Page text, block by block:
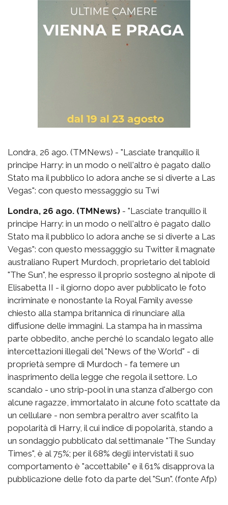
Londra, 26 ago. (TMNews) - "Lasciate tranquillo il
principe Harry: in un modo o nell'altro è pagato dallo
Stato ma il pubblico lo adora anche se si diverte a Las
Vegas": con questo messagggio su Twi
Londra, 26 ago. (TMNews) - "Lasciate tranquillo il
principe Harry: in un modo o nell'altro è pagato dallo
Stato ma il pubblico lo adora anche se si diverte a Las
Vegas": con questo messagggio su Twitter il magnate
australiano Rupert Murdoch, proprietario del tabloid
"The Sun", he espresso il proprio sostegno al nipote di
Elisabetta II - il giorno dopo aver pubblicato le foto
incriminate e nonostante la Royal Family avesse
chiesto alla stampa britannica di rinunciare alla
diffusione delle immagini. La stampa ha in massima
parte obbedito, anche perché lo scandalo legato alle
intercettazioni illegali del "News of the World" - di
proprietà sempre di Murdoch - fa temere un
inasprimento della legge che regola il settore. Lo
scandalo - uno strip-pool in una stanza d'albergo con
alcune ragazze, immortalato in alcune foto scattate da
un cellulare - non sembra peraltro aver scalfito la
popolarità di Harry, il cui indice di popolarità, stando a
un sondaggio pubblicato dal settimanale "The Sunday
Times", è al 75%; per il 68% degli intervistati il suo
comportamento è "accettabile" e il 61% disapprova la
pubblicazione delle foto da parte del "Sun". (fonte Afp)